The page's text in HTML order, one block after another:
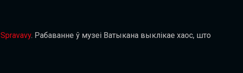
Spravavy. Рабаванне ў музеі Ватыкана выклікае хаос, што